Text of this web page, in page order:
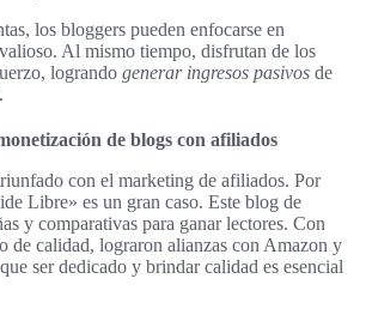
los bloggers pueden enfocarse en
Al mismo tiempo, disfrutan de los
logrando generar ingresos pasivos de
de blogs con afiliados
con el marketing de afiliados. Por
Libre» es un gran caso. Este blog de
y comparativas para ganar lectores. Con
de calidad, lograron alianzas con Amazon y
ser dedicado y brindar calidad es esencial